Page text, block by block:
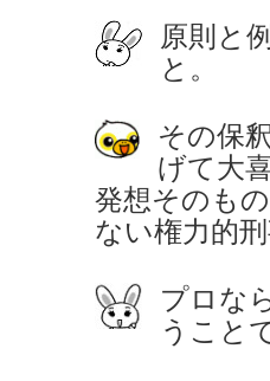
原則と
と。
その保
げて大
発想そのも
ない権力的
プロな
うこと